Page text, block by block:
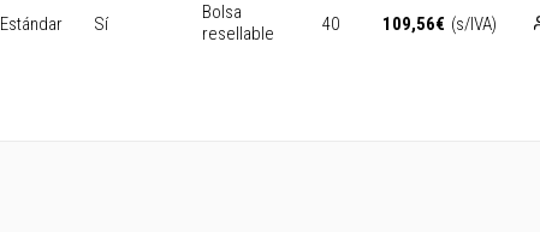
Estándar Sí
Bolsa
resellable
40 109,56€ (s/IVA)